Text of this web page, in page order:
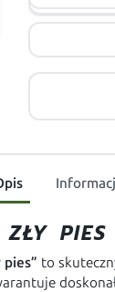
ZŁY PIES
pies” to